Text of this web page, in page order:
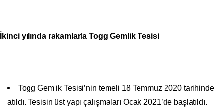
İkinci yılında rakamlarla Togg Gemlik Tesisi
Togg Gemlik Tesisi’nin temeli 18 Temmuz 2020 tarihinde
atıldı. Tesisin üst yapı çalışmaları Ocak 2021’de başlatıldı.